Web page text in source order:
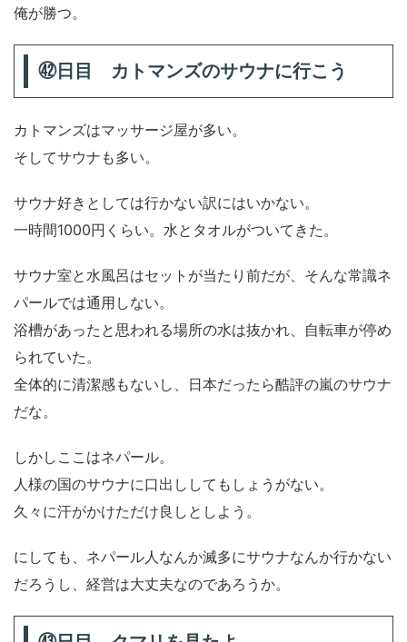
俺が勝つ。
㊷日目 カトマンズのサウナに行こう
カトマンズはマッサージ屋が多い。
そしてサウナも多い。
サウナ好きとしては行かない訳にはいかない。
一時間1000円くらい。水とタオルがついてきた。
サウナ室と水風呂はセットが当たり前だが、そんな常識ネ
パールでは通用しない。
浴槽があったと思われる場所の水は抜かれ、自転車が停め
られていた。
全体的に清潔感もないし、日本だったら酷評の嵐のサウナ
だな。
しかしここはネパール。
人様の国のサウナに口出ししてもしょうがない。
久々に汗がかけただけ良しとしよう。
にしても、ネパール人なんか滅多にサウナなんか行かない
だろうし、経営は大丈夫なのであろうか。